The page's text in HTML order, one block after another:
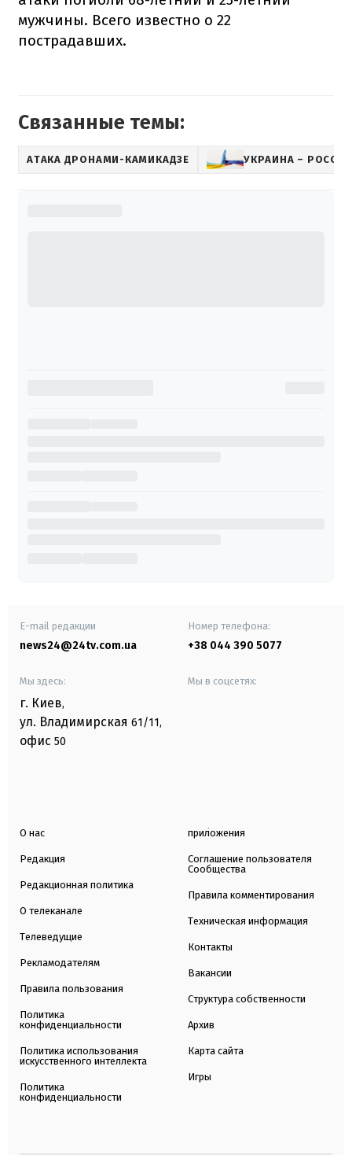
мужчины. Всего известно о 22
пострадавших.
Связанные темы:
АТАКА ДРОНАМИ-КАМИКАДЗЕ УКРАИНА – РОССИЯ
E-mail редакции
news24@24tv.com.ua
Номер телефона:
+38 044 390 5077
Мы здесь:
г. Киев,
ул. Владимирская 61/11,
офис 50
Мы в соцсетях:
О нас
Редакция
Редакционная политика
О телеканале
Телеведущие
Рекламодателям
Правила пользования
Политика
конфиденциальности
Политика использования
искусственного интеллекта
Политика
конфиденциальности
приложения
Соглашение пользователя
Сообщества
Правила комментирования
Техническая информация
Контакты
Вакансии
Структура собственности
Архив
Карта сайта
Игры